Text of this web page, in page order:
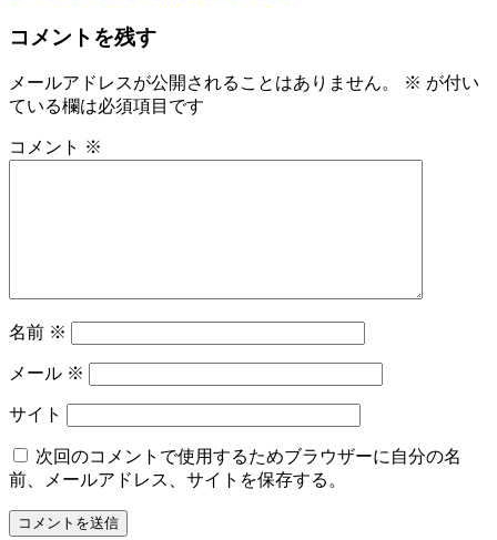
コメントを残す
メールアドレスが公開されることはありません。 ※ が付い
ている欄は必須項目です
コメント ※
名前 ※
メール ※
サイト
次回のコメントで使用するためブラウザーに自分の名
前、メールアドレス、サイトを保存する。